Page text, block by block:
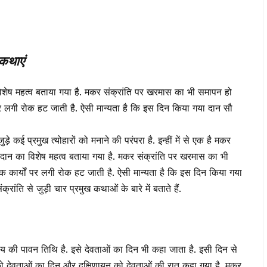
महत्‍व बताया गया है. मकर संक्रांति पर खरमास का भी समापन हो
रोक हट जाती है. ऐसी मान्‍यता है कि इस दिन किया गया दान सौ
प्रमुख त्‍योहारों को मनाने की परंपरा है. इन्‍हीं में से एक है मकर
का विशेष महत्‍व बताया गया है. मकर संक्रांति पर खरमास का भी
पर लगी रोक हट जाती है. ऐसी मान्‍यता है कि इस दिन किया गया
से जुड़ी चार प्रमुख कथाओं के बारे में बताते हैं.
की पावन तिथि है. इसे देवताओं का दिन भी कहा जाता है. इसी दिन से